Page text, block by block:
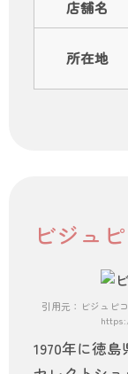
店舗名
所在地
ビジュ
引用元：ビジュピ
1970年に徳